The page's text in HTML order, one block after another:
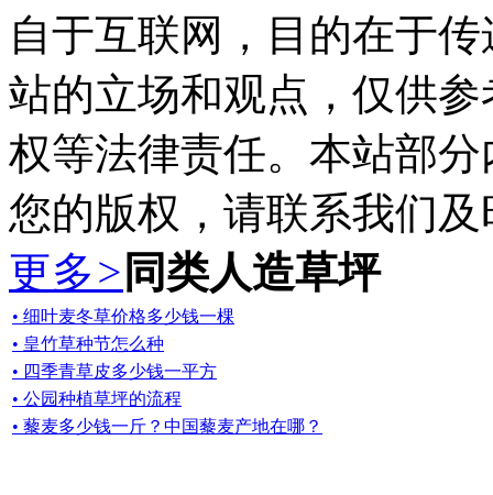
自于互联网，目的在于
站的立场和观点，仅供
权等法律责任。本站部
您的版权，请联系我们
更多> 同类人造草坪
• 细叶麦冬草价格多少钱一棵
• 皇竹草种节怎么种
• 四季青草皮多少钱一平方
• 公园种植草坪的流程
• 藜麦多少钱一斤？中国藜麦产地在哪？